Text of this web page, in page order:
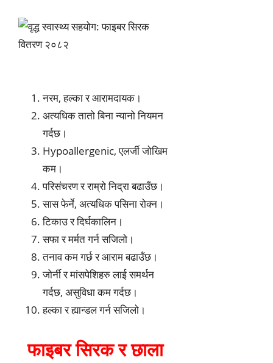
नरम, हल्का र आरामदायक।
अत्यधिक तातो बिना न्यानो नियमन
गर्दछ।
Hypoallergenic, एलर्जी जोखिम
कम।
परिसंचरण र राम्रो निद्रा बढाउँछ।
सास फेर्ने, अत्यधिक पसिना रोक्न।
टिकाउ र दिर्घकालिन।
सफा र मर्मत गर्न सजिलो।
तनाव कम गर्छ र आराम बढाउँछ।
जोर्नी र मांसपेशिहरु लाई समर्थन
गर्दछ, असुविधा कम गर्दछ।
हल्का र ह्यान्डल गर्न सजिलो।
फाइबर सिरक र छाला